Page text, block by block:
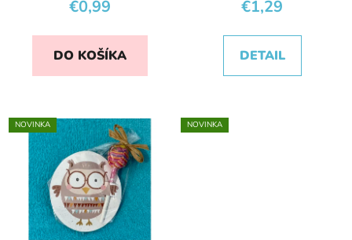
€0,99
DO KOŠÍKA
€1,29
DETAIL
NOVINKA NOVINKA